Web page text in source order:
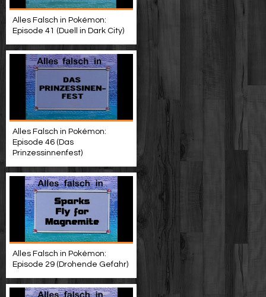
Alles Falsch in Pokémon:
Episode 41 (Duell in Dark City)
Alles Falsch in Pokémon:
Episode 46 (Das
Prinzessinnenfest)
Alles Falsch in Pokémon:
Episode 29 (Drohende Gefahr)